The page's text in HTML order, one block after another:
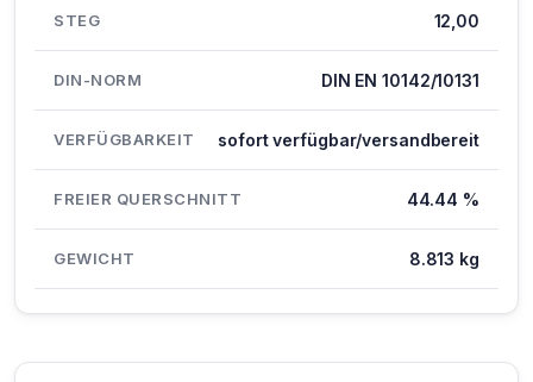
STEG 12,00
DIN-NORM DIN EN 10142/10131
VERFÜGBARKEIT sofort verfügbar/versandbereit
FREIER QUERSCHNITT 44.44 %
GEWICHT 8.813 kg